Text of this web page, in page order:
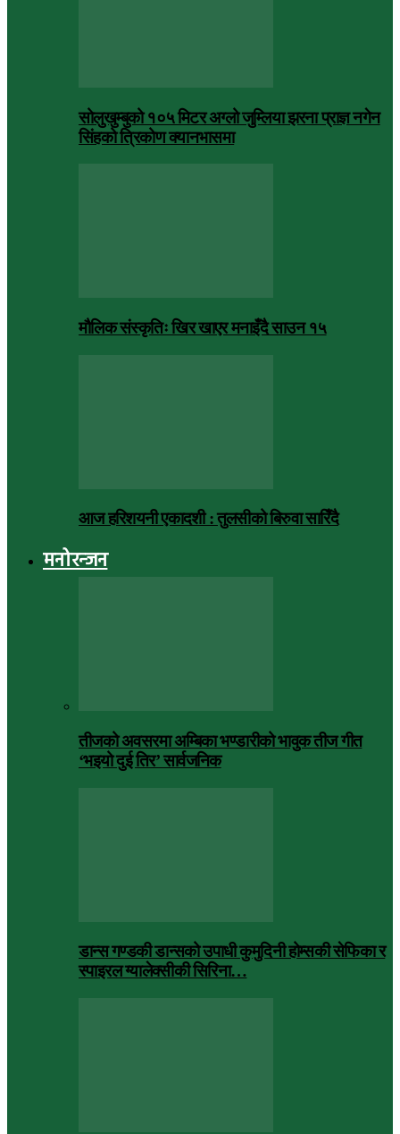
सोलुखुम्बुको १०५ मिटर अग्लो जुम्लिया झरना प्राज्ञ नगेन
सिंहको त्रिकोण क्यानभासमा
मौलिक संस्कृतिः खिर खाएर मनाइँदै साउन १५
आज हरिशयनी एकादशी : तुलसीको बिरुवा सारिँदै
मनोरन्जन
तीजको अवसरमा अम्बिका भण्डारीको भावुक तीज गीत
‘भइयो दुई तिर’ सार्वजनिक
डान्स गण्डकी डान्सको उपाधी कुमुदिनी होम्सकी सेफिका र
स्पाइरल ग्यालेक्सीकी सिरिना…